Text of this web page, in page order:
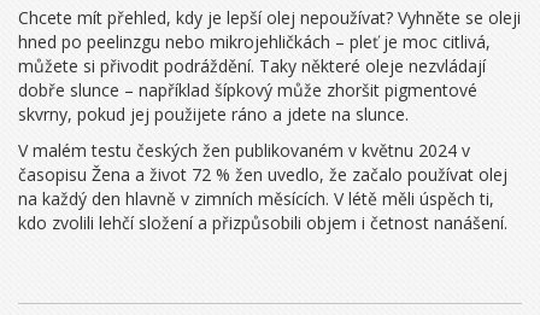
Chcete mít přehled, kdy je lepší olej nepoužívat? Vyhněte se oleji
hned po peelinzgu nebo mikrojehličkách – pleť je moc citlivá,
můžete si přivodit podráždění. Taky některé oleje nezvládají
dobře slunce – například šípkový může zhoršit pigmentové
skvrny, pokud jej použijete ráno a jdete na slunce.
V malém testu českých žen publikovaném v květnu 2024 v
časopisu Žena a život 72 % žen uvedlo, že začalo používat olej
na každý den hlavně v zimních měsících. V létě měli úspěch ti,
kdo zvolili lehčí složení a přizpůsobili objem i četnost nanášení.